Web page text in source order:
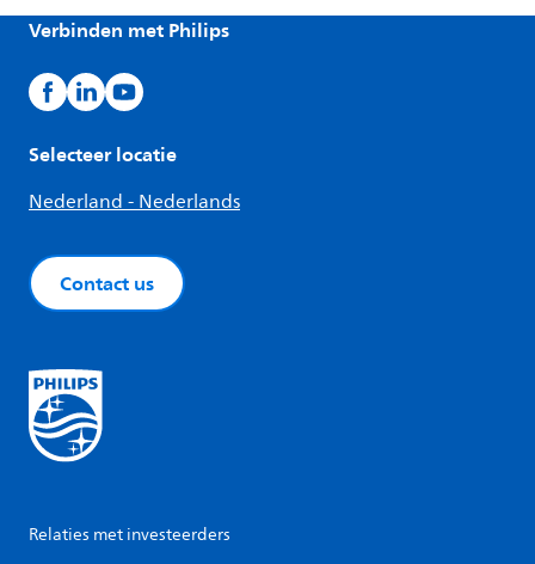
Verbinden met Philips
Selecteer locatie
Nederland - Nederlands
Contact us
Relaties met investeerders